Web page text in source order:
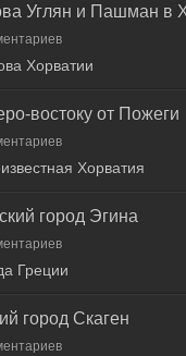
Хорватии
востоку от Пожеги
Хорватия
город Эгина
Греции
город Скаген